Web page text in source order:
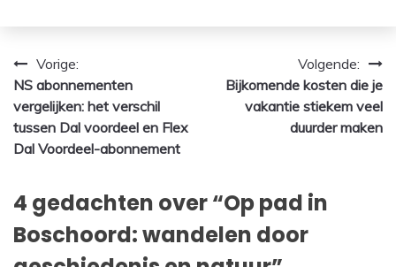
Bericht
navigatie
Vorige:
NS abonnementen
vergelijken: het verschil
tussen Dal voordeel en Flex
Dal Voordeel-abonnement
Volgende:
Bijkomende kosten die je
vakantie stiekem veel
duurder maken
4 gedachten over “Op pad in
Boschoord: wandelen door